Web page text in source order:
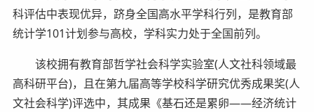
科评估中表现优异，跻身全国高水平学科行列，是教育部
统计学101计划参与高校，学科实力处于全国前列。
该校拥有教育部哲学社会科学实验室(人文社科领域最
高科研平台)，且在第九届高等学校科学研究优秀成果奖(人
文社会科学)评选中，其成果《基石还是累卵——经济统计